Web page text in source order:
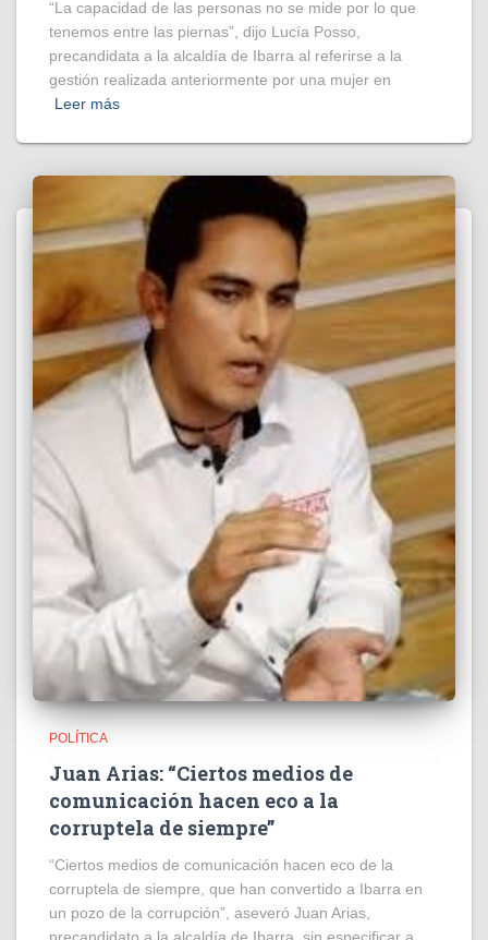
“La capacidad de las personas no se mide por lo que
tenemos entre las piernas”, dijo Lucía Posso,
precandidata a la alcaldía de Ibarra al referirse a la
gestión realizada anteriormente por una mujer en
Leer más
POLÍTICA
Juan Arias: “Ciertos medios de
comunicación hacen eco a la
corruptela de siempre”
“Ciertos medios de comunicación hacen eco de la
corruptela de siempre, que han convertido a Ibarra en
un pozo de la corrupción”, aseveró Juan Arias,